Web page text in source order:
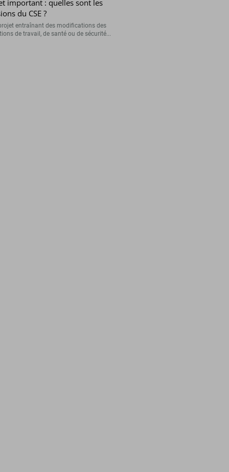
important : quelles sont les
du CSE ?
entraînant des modifications des
de travail, de santé ou de sécurité...